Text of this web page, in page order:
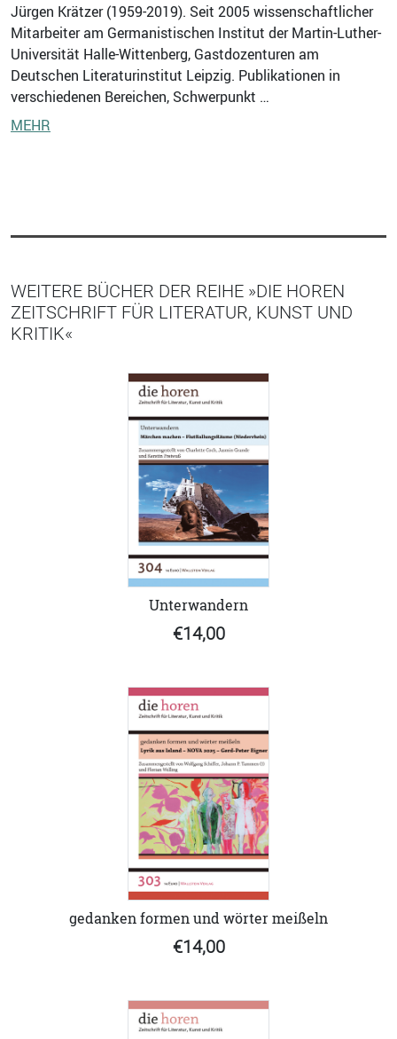
Jürgen Krätzer (1959-2019). Seit 2005 wissenschaftlicher
Mitarbeiter am Germanistischen Institut der Martin-Luther-
Universität Halle-Wittenberg, Gastdozenturen am
Deutschen Literaturinstitut Leipzig. Publikationen in
verschiedenen Bereichen, Schwerpunkt …
MEHR
WEITERE BÜCHER DER REIHE »DIE HOREN
ZEITSCHRIFT FÜR LITERATUR, KUNST UND
KRITIK«
Unterwandern
€14,00
gedanken formen und wörter meißeln
€14,00